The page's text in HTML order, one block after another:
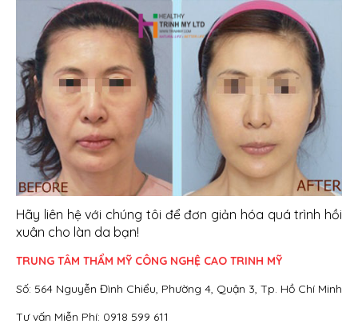
Hãy liên hệ với chúng tôi để đơn giản hóa quá trình hồi
xuân cho làn da bạn!
TRUNG TÂM THẨM MỸ CÔNG NGHỆ CAO TRINH MỸ
Số: 564 Nguyễn Đình Chiểu, Phường 4, Quận 3, Tp. Hồ Chí Minh
Tư vấn Miễn Phí: 0918 599 611